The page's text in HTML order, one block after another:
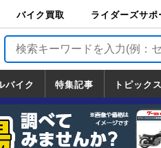
バイク買取
バイク買取
ライダーズサポ
ライダーズサポ
TOP
バイク輸送
バイクガレージ
フ
バイク車両保険
ロードサービス
バイク試乗
バイク
バイク
特集記事 トピックス
トピック
一覧
ホンダ
ヤマハ
スズキ
カワサキ
ハーレー
ビッドソ
BMW
ドゥカテ
トライア
フ